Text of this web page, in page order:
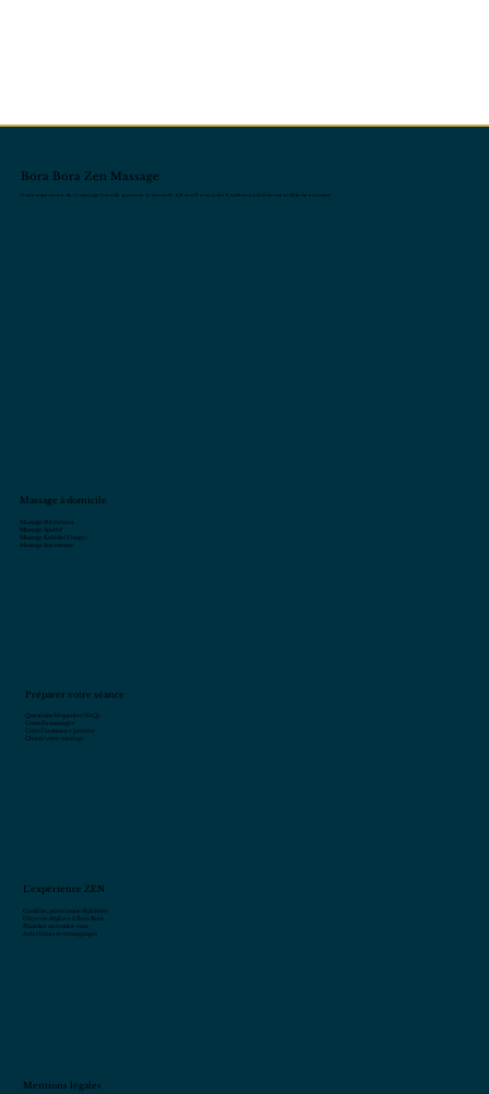
L'expérience ZEN
Caroline, praticienne diplômée
Où je me déplace à Bora Bora
Planifiez un rendez-vous
Avis clients et témoignages
Mentions légales
Massage à domicile
Massage Polynésien
Massage Sportif
Massage Kobido (Visage)
Massage Sur-mesure
Préparer votre séance
Questions fréquentes (FAQ)
Conseils massages
Créer l’ambiance parfaite
Choisir votre massage
Bora Bora Zen Massage
Votre expérience de massage haut de gamme à domicile à Bora Bora, entre tradition polynésienne et détente exclusive.